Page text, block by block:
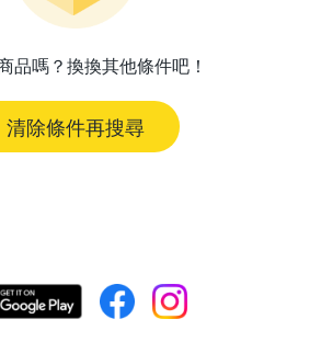
品嗎？換換其他條件吧！
清除條件再搜尋